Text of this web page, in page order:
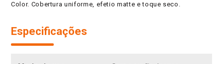
Color. Cobertura uniforme, efetio matte e toque seco.
Especificações